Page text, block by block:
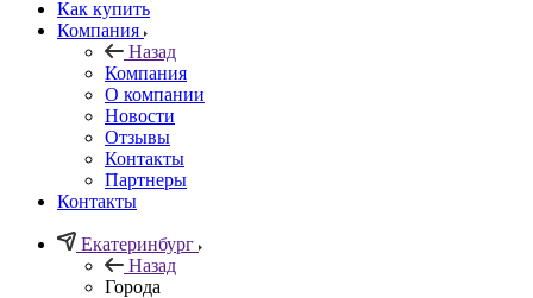
Как купить
Компания
Назад
Компания
О компании
Новости
Отзывы
Контакты
Партнеры
Контакты
Екатеринбург
Назад
Города